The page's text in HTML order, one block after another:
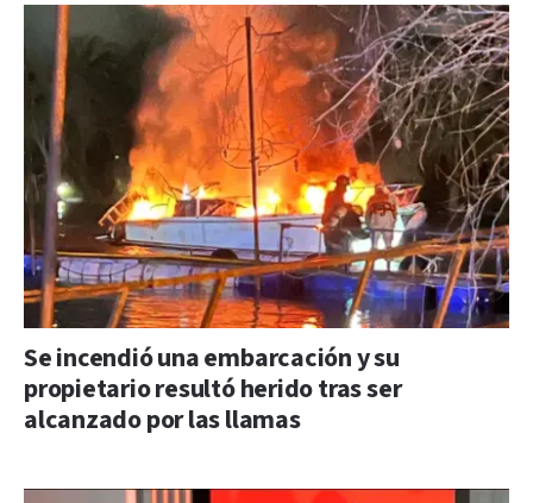
Se incendió una embarcación y su
propietario resultó herido tras ser
alcanzado por las llamas